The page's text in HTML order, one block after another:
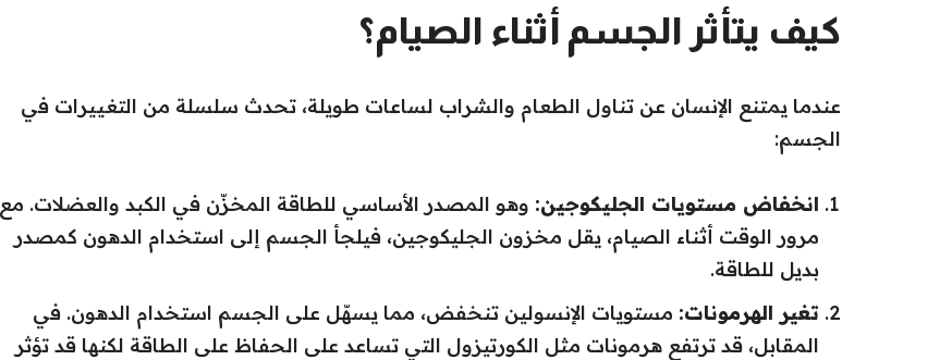
كيف يتأثر الجسم أثناء الصيام؟
عندما يمتنع الإنسان عن تناول الطعام والشراب لساعات طويلة، تحدث سلسلة من التغييرات في
الجسم:
انخفاض مستويات الجليكوجين: وهو المصدر الأساسي للطاقة المخزّن في الكبد والعضلات. مع
مرور الوقت أثناء الصيام، يقل مخزون الجليكوجين، فيلجأ الجسم إلى استخدام الدهون كمصدر
بديل للطاقة.
تغير الهرمونات: مستويات الإنسولين تنخفض، مما يسهّل على الجسم استخدام الدهون. في
المقابل، قد ترتفع هرمونات مثل الكورتيزول التي تساعد على الحفاظ على الطاقة لكنها قد تؤثر